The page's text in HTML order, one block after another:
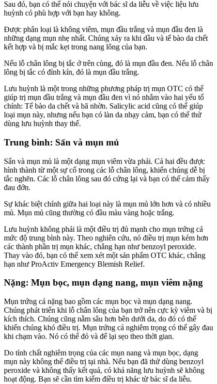
Sau đó, bạn có thể nói chuyện với bác sĩ da liễu về việc liệu lưu
huỳnh có phù hợp với bạn hay không.
Được phân loại là không viêm, mụn đầu trắng và mụn đầu đen là
những dạng mụn nhẹ nhất. Chúng xảy ra khi dầu và tế bào da chết
kết hợp và bị mắc kẹt trong nang lông của bạn.
Nếu lỗ chân lông bị tắc ở trên cùng, đó là mụn đầu đen. Nếu lỗ chân
lông bị tắc có đỉnh kín, đó là mụn đầu trắng.
Lưu huỳnh là một trong những phương pháp trị mụn OTC có thể
giúp trị mụn đầu trắng và mụn đầu đen vì nó nhắm vào hai yếu tố
chính: Tế bào da chết và bã nhờn. Salicylic acid cũng có thể giúp
loại mụn này, nhưng nếu bạn có làn da nhạy cảm, bạn có thể thử
dùng lưu huỳnh thay thế.
Trung bình: Sẩn và mụn mủ
Sẩn và mụn mủ là một dạng mụn viêm vừa phải. Cả hai đều được
hình thành từ một sự cố trong các lỗ chân lông, khiến chúng dễ bị
tắc nghẽn. Các lỗ chân lông sau đó cứng lại và bạn có thể cảm thấy
đau đớn.
Sự khác biệt chính giữa hai loại này là mụn mủ lớn hơn và có nhiều
mủ. Mụn mủ cũng thường có đầu màu vàng hoặc trắng.
Lưu huỳnh không phải là một điều trị đủ mạnh cho mụn trứng cá
mức độ trung bình này. Theo nghiên cứu, nó điều trị mụn kém hơn
các thành phần trị mụn khác, chẳng hạn như benzoyl peroxide.
Thay vào đó, bạn có thể xem xét một sản phẩm OTC khác, chẳng
hạn như ProActiv Emergency Blemish Relief.
Nặng: Mụn bọc, mụn dạng nang, mụn viêm nặng
Mụn trứng cá nặng bao gồm các mụn bọc và mụn dạng nang.
Chúng phát triển khi lỗ chân lông của bạn trở nên cực kỳ viêm và bị
kích thích. Chúng cũng nằm sâu hơn bên dưới da, do đó có thể
khiến chúng khó điều trị. Mụn trứng cá nghiêm trọng có thể gây đau
khi chạm vào. Nó có thể đỏ và để lại sẹo theo thời gian.
Do tính chất nghiêm trọng của các mụn nang và mụn bọc, dạng
mụn này không thể điều trị tại nhà. Nếu bạn đã thử dùng benzoyl
peroxide và không thấy kết quả, có khả năng lưu huỳnh sẽ không
hoạt động. Bạn sẽ cần tìm kiếm điều trị khác từ bác sĩ da liễu.